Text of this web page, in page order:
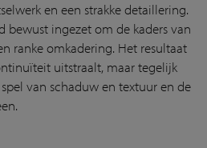
en een strakke detaillering.
bewust ingezet om de kaders van
ranke omkadering. Het resultaat
uitstraalt, maar tegelijk
van schaduw en textuur en de